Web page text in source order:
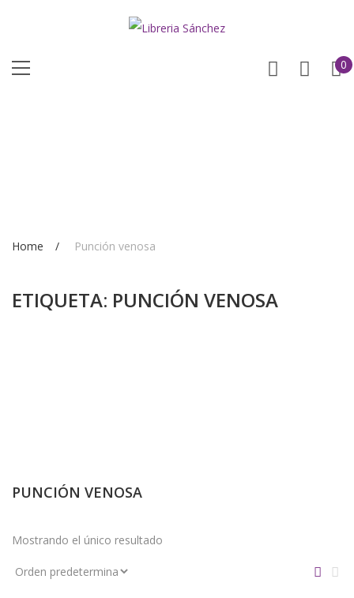
0
Home Punción venosa
ETIQUETA: PUNCIÓN VENOSA
PUNCIÓN VENOSA
Mostrando el único resultado